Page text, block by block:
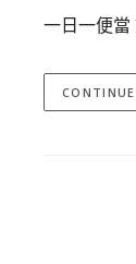
一日一便